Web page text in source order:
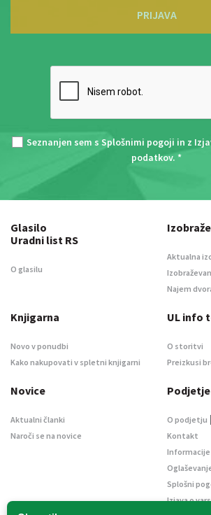
PRIJAVA
Seznanjen sem s Splošnimi pogoji in z
podatkov. *
Glasilo
Uradni list RS
O glasilu
Aktualna
Najem
Knjigarna
Novo v ponudbi
Kako nakupovati v spletni knjigarni
UL info
O storitvi
Preizkusi
Novice
Aktualni članki
Naroči se na novice
Podjetje
O podjetju
Kontakt
Informacije
Splošni
Izjava o